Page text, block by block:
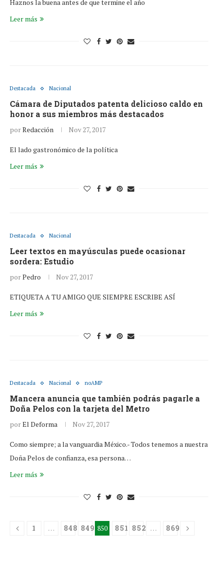
Haznos la buena antes de que termine el año
Leer más
Destacada Nacional
Cámara de Diputados patenta delicioso caldo en
honor a sus miembros más destacados
porRedacción Nov 27, 2017
El lado gastronómico de la política
Leer más
Destacada Nacional
Leer textos en mayúsculas puede ocasionar
sordera: Estudio
porPedro Nov 27, 2017
ETIQUETA A TU AMIGO QUE SIEMPRE ESCRIBE ASÍ
Leer más
Destacada Nacional noAMP
Mancera anuncia que también podrás pagarle a
Doña Pelos con la tarjeta del Metro
porEl Deforma Nov 27, 2017
Como siempre; a la vanguardia México.- Todos tenemos a nuestra
Doña Pelos de confianza, esa persona…
Leer más
1 … 848 849 850 851 852 … 869